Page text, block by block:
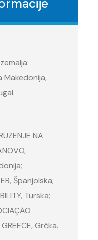
Makedonija,
NA
Španjolska;
Turska;
Grčka.